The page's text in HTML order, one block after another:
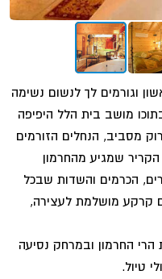
וגורמים לך לנשום נשימה
מושב בית הלל היפיפה
מסביב, הנחלים הזורמים
שמגיע מהחרמון
הכרמים והשדות שבכל
קרקע מושלמת לעצירה,
החרמון ובמרחק נסיעה
טיול.